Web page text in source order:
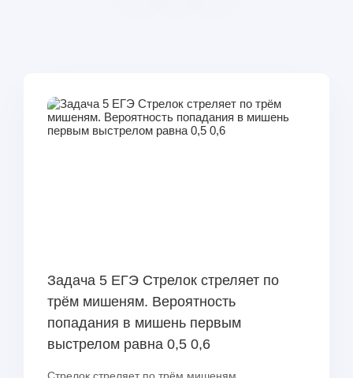
Задача 5 ЕГЭ Стрелок стреляет по
трём мишеням. Вероятность
попадания в мишень первым
выстрелом равна 0,5 0,6